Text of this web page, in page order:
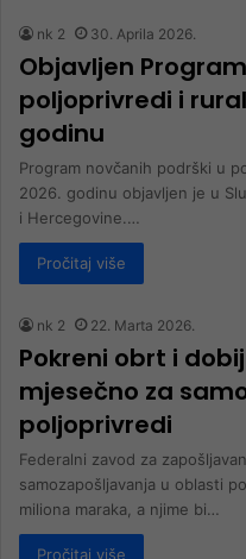
nk 2 30. Aprila 2026.
Objavljen
poljoprivredi i
godinu
Program novčanih podrški u
2026. godinu objavljen je u
i Hercegovine.…
Pročitaj više
nk 2 22. Marta 2026.
Pokreni obrt i
mjesečno za
poljoprivredi
Federalni zavod za
samozapošljavanja u oblasti
miliona maraka, a njime bi…
Pročitaj više